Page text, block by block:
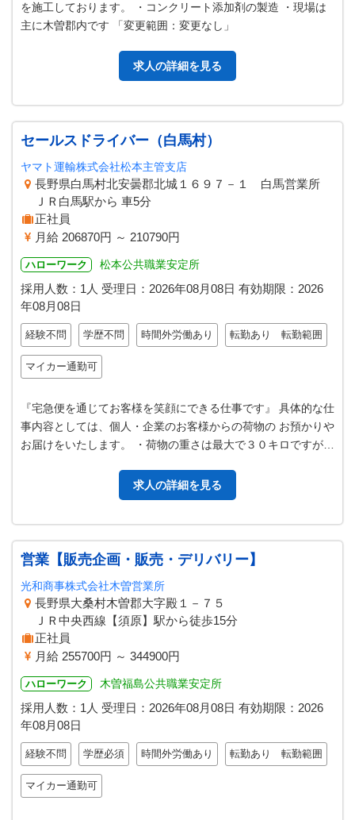
を施工しております。 ・コンクリート添加剤の製造 ・現場は
主に木曽郡内です 「変更範囲：変更なし」
求人の詳細を見る
セールスドライバー（白馬村）
ヤマト運輸株式会社松本主管支店
長野県白馬村北安曇郡北城１６９７－１ 白馬営業所
ＪＲ白馬駅から 車5分
正社員
月給 206870円 ～ 210790円
ハローワーク 松本公共職業安定所
採用人数：1人 受理日： 2026年08月08日 有効期限： 2026
年08月08日
経験不問 学歴不問 時間外労働あり 転勤あり 転勤範囲
マイカー通勤可
『宅急便を通じてお客様を笑顔にできる仕事です』 具体的な仕
事内容としては、個人・企業のお客様からの荷物の お預かりや
お届けをいたします。 ・荷物の重さは最大で３０キロですが、
求人の詳細を見る
営業【販売企画・販売・デリバリー】
光和商事株式会社木曽営業所
長野県大桑村木曽郡大字殿１－７５
ＪＲ中央西線【須原】駅から徒歩15分
正社員
月給 255700円 ～ 344900円
ハローワーク 木曽福島公共職業安定所
採用人数：1人 受理日： 2026年08月08日 有効期限： 2026
年08月08日
経験不問 学歴必須 時間外労働あり 転勤あり 転勤範囲
マイカー通勤可